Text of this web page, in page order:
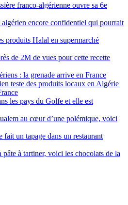
franco-algérienne ouvre sa 6e
algérien encore confidentiel qui pourrait
produits Halal en supermarché
de 2M de vues pour cette recette
: la grenade arrive en France
teste des produits locaux en Algérie
les pays du Golfe et elle est
au cœur d’une polémique, voici
fait un tapage dans un restaurant
à tartiner, voici les chocolats de la